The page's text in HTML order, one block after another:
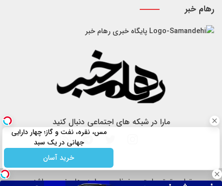
رهام خبر
پایگاه خبری رهام خبر
مارا در شبکه های اجتماعی دنبال کنید
تمام حقوق سایت محفوظ و مربوط به رهام خبر می باشد.
مس، نقره، نفت و گاز؛ چهار دارایی
جهانی در یک سبد
خرید آسان